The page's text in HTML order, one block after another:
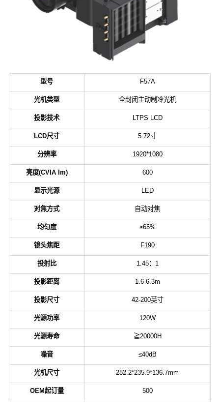
型号 F57A
光机类型 全封闭主动制冷光机
投影技术 LTPS LCD
LCD尺寸 5.72寸
分辨率 1920*1080
亮度(CVIA lm) 600
显示光源 LED
对焦方式 自动对焦
均匀度 ≥65%
镜头焦距 F190
投射比 1.45：1
投影距离 1.6-6.3m
投影尺寸 42-200英寸
光源功率 120W
光源寿命 ≧20000H
噪音 ≤40dB
光机尺寸 282.2*235.9*136.7mm
OEM起订量 500